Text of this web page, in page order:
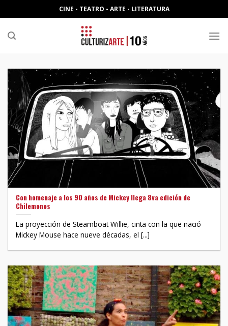
to
content
CINE - TEATRO - ARTE - LITERATURA
Con homenaje a los 90 años de Mickey llega 8va edición de
Chilemonos
La proyección de Steamboat Willie, cinta con la que nació
Mickey Mouse hace nueve décadas, el [...]